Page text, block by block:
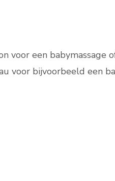
voor een
voor bijvoorbeeld een